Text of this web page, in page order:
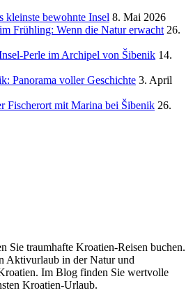
kleinste bewohnte Insel 8. Mai 2026
Frühling: Wenn die Natur erwacht 26.
Perle im Archipel von Šibenik 14.
Panorama voller Geschichte 3. April
Fischerort mit Marina bei Šibenik 26.
Sie traumhafte Kroatien-Reisen buchen.
Aktivurlaub in der Natur und
Im Blog finden Sie wertvolle
Kroatien-Urlaub.